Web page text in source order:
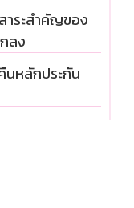
าระสำคัญของ
ลง
นหลักประกัน